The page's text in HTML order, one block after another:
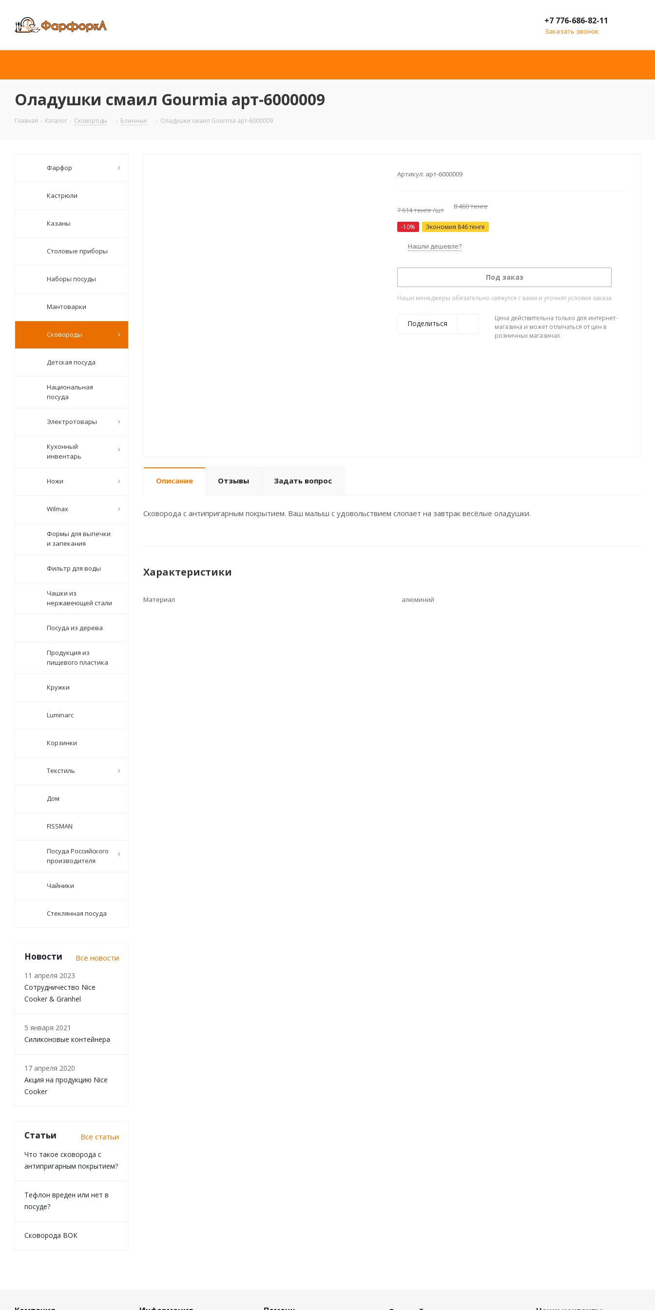
+7 776-686-82-11
Заказать звонок
Оладушки смаил Gourmia арт-6000009
Главная - Каталог - Сковороды - Блинные - Оладушки смаил Gourmia арт-6000009
Артикул: арт-6000009
7 614тенге/шт 8 460тенге
-10% Экономия 846тенге
Нашли дешевле?
Под заказ
Наши менеджеры обязательно свяжутся с вами и уточнят условия заказа
Поделиться
Цена действительна только для интернет-
магазина и может отличаться от цен в
розничных магазинах
Описание Отзывы Задать вопрос
Сковорода с антипригарным покрытием. Ваш малыш с удовольствием слопает на завтрак весёлые оладушки.
Характеристики
Материал алюминий
Фарфор
Кастрюли
Казаны
Столовые приборы
Наборы посуды
Мантоварки
Сковороды
Детская посуда
Национальная
посуда
Электротовары
Кухонный
инвентарь
Ножи
Wilmax
Формы для выпечки
и запекания
Фильтр для воды
Чашки из
нержавеющей стали
Посуда из дерева
Продукция из
пищевого пластика
Кружки
Luminarc
Корзинки
Текстиль
Дом
FISSMAN
Посуда Российского
производителя
Чайники
Стеклянная посуда
Новости Все новости
11 апреля 2023
Сотрудничество Nice
Cooker & Granhel
5 января 2021
Силиконовые контейнера
17 апреля 2020
Акция на продукцию Nice
Cooker
Статьи Все статьи
Что такое сковорода с
антипригарным покрытием?
Тефлон вреден или нет в
посуде?
Сковорода ВОК